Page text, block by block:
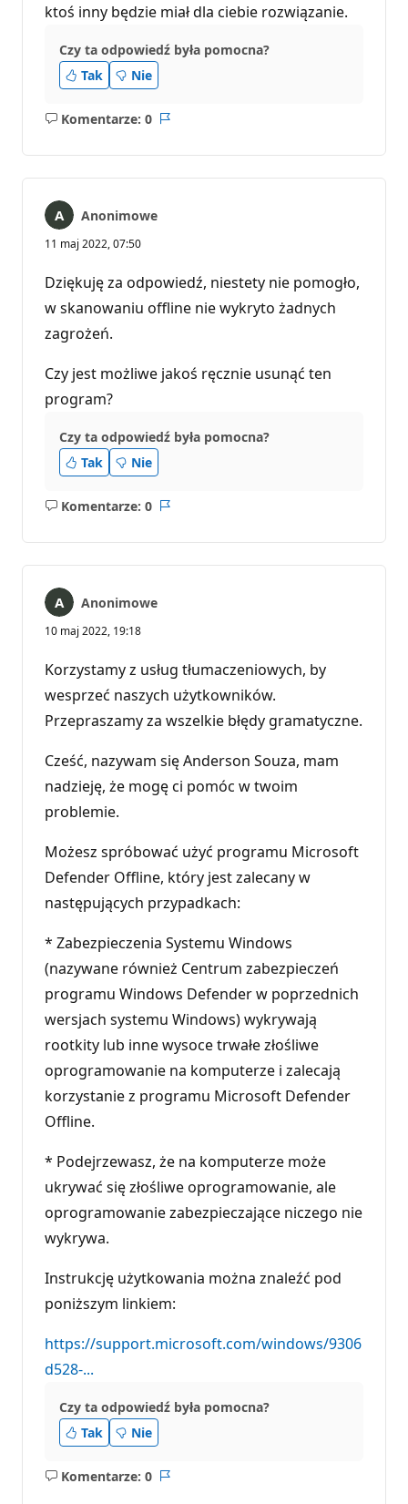
ktoś inny będzie miał dla ciebie rozwiązanie.
Czy ta odpowiedź była pomocna?
Tak
Nie
Komentarze: 0
Brak
Anonimowe
11 maj 2022, 07:50
Dziękuję za odpowiedź, niestety nie pomogło,
w skanowaniu offline nie wykryto żadnych
zagrożeń.
Czy jest możliwe jakoś ręcznie usunąć ten
program?
Czy ta odpowiedź była pomocna?
Tak
Nie
Komentarze: 0
Brak
Anonimowe
10 maj 2022, 19:18
Korzystamy z usług tłumaczeniowych, by
wesprzeć naszych użytkowników.
Przepraszamy za wszelkie błędy gramatyczne.
Cześć, nazywam się Anderson Souza, mam
nadzieję, że mogę ci pomóc w twoim
problemie.
Możesz spróbować użyć programu Microsoft
Defender Offline, który jest zalecany w
następujących przypadkach:
* Zabezpieczenia Systemu Windows
(nazywane również Centrum zabezpieczeń
programu Windows Defender w poprzednich
wersjach systemu Windows) wykrywają
rootkity lub inne wysoce trwałe złośliwe
oprogramowanie na komputerze i zalecają
korzystanie z programu Microsoft Defender
Offline.
* Podejrzewasz, że na komputerze może
ukrywać się złośliwe oprogramowanie, ale
oprogramowanie zabezpieczające niczego nie
wykrywa.
Instrukcję użytkowania można znaleźć pod
poniższym linkiem:
https://support.microsoft.com/windows/9306
d528-...
Czy ta odpowiedź była pomocna?
Tak
Nie
Komentarze: 0
Brak